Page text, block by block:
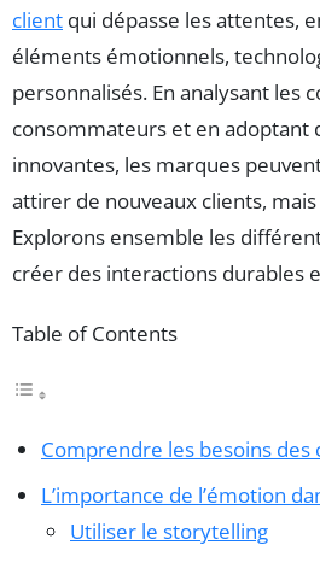
client qui dépasse les attentes,
éléments émotionnels,
personnalisés. En analysant les
consommateurs et en adoptant
innovantes, les marques
attirer de nouveaux clients,
Explorons ensemble les
créer des interactions durables
Table of Contents
Comprendre les besoins des
L’importance de l’émotion
Utiliser le storytelling